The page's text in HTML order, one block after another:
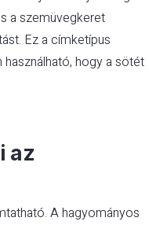
a szemüvegkeret
Ez a címketípus
hogy a sötét
az
A hagyományos